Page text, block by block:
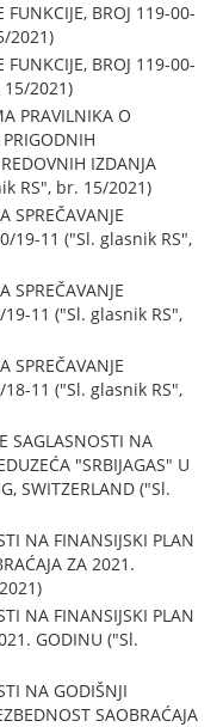
FUNKCIJE, BROJ 119-00-
2021)
FUNKCIJE, BROJ 119-00-
2021)
PRAVILNIKA O
IZDANJA
RS", br. 15/2021)
SPREČAVANJE
19-11 ("Sl. glasnik RS",
SPREČAVANJE
19-11 ("Sl. glasnik RS",
SPREČAVANJE
18-11 ("Sl. glasnik RS",
SAGLASNOSTI NA
"SRBIJAGAS" U
SWITZERLAND ("Sl.
NA FINANSIJSKI PLAN
ZA 2021.
NA FINANSIJSKI PLAN
GODINU ("Sl.
NA GODIŠNJI
SAOBRAĆAJA